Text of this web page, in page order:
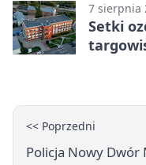
7 sierpnia
Setki
<< Poprzedni
Policja Nowy Dwór